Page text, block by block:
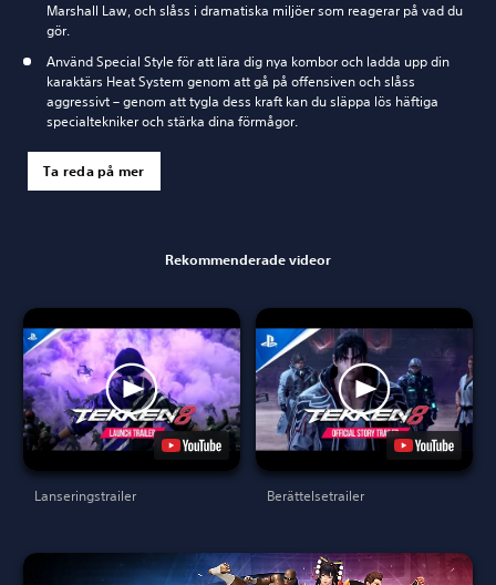
Marshall Law, och slåss i dramatiska miljöer som reagerar på vad du
gör.
Använd Special Style för att lära dig nya kombor och ladda upp din
karaktärs Heat System genom att gå på offensiven och slåss
aggressivt – genom att tygla dess kraft kan du släppa lös häftiga
specialtekniker och stärka dina förmågor.
Ta reda på mer
Rekommenderade videor
Lanseringstrailer Berättelsetrailer